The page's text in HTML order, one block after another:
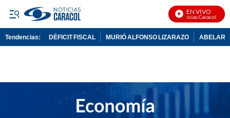
EN VIVO
Noticias Caracol En
Tendencias: DÉFICIT FISCAL MURIÓ ALFONSO LIZARAZO